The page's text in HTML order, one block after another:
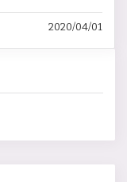
2020/04/01